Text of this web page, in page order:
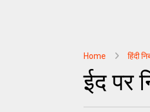
Home हिंदी
ईद पर